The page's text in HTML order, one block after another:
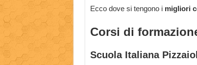
Ecco dove si tengono i migliori
Corsi di
Scuola Italiana